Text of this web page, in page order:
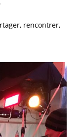
rencontrer,